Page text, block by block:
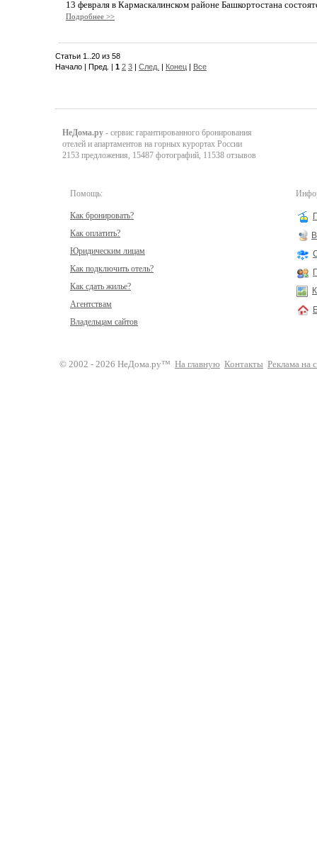
13 февраля в Кармаскалинском районе Башкортостана
Подробнее >>
Статьи 1..20 из 58
Начало | Пред. | 1 2 3 | След. | Конец | Все
НеДома.ру - сервис гарантированного бронирования
отелей и апартаментов на горных курортах России
2153 предложения, 15487 фотографий, 11538 отзывов
Помощь:
Как бронировать?
Как оплатить?
Юридическим лицам
Как подключить отель?
Как сдать жилье?
Агентствам
Владельцам сайтов
© 2002 - 2026 НеДома.ру™ На главную Контакты Реклама на